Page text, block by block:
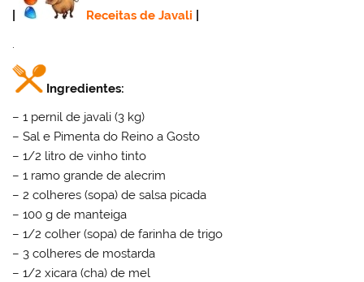
Receitas de Javali
.
Ingredientes:
– 1 pernil de javali (3 kg)
– Sal e Pimenta do Reino a Gosto
– 1/2 litro de vinho tinto
– 1 ramo grande de alecrim
– 2 colheres (sopa) de salsa picada
– 100 g de manteiga
– 1/2 colher (sopa) de farinha de trigo
– 3 colheres de mostarda
– 1/2 xicara (cha) de mel